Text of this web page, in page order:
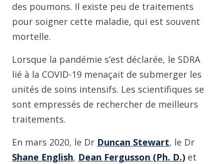
des poumons. Il existe peu de traitements
pour soigner cette maladie, qui est souvent
mortelle.
Lorsque la pandémie s’est déclarée, le SDRA
lié à la COVID-19 menaçait de submerger les
unités de soins intensifs. Les scientifiques se
sont empressés de rechercher de meilleurs
traitements.
En mars 2020, le Dr Duncan Stewart, le Dr
Shane English, Dean Fergusson (Ph. D.) et